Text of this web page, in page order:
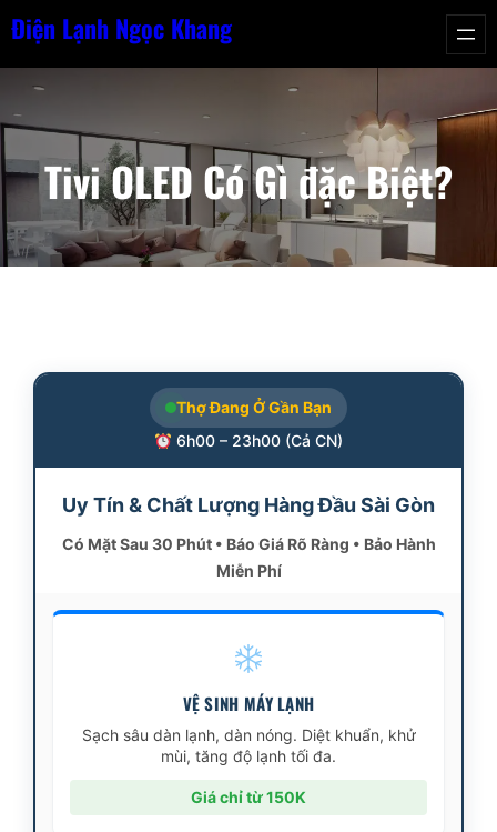
Chuyển
nội
Điện Lạnh Ngọc Khang
Tivi OLED Có Gì đặc Biệt?
Thợ Đang Ở Gần Bạn
6h00 – 23h00 (Cả CN)
Uy Tín & Chất Lượng Hàng Đầu Sài Gòn
Có Mặt Sau 30 Phút • Báo Giá Rõ Ràng • Bảo Hành
Miễn Phí
VỆ SINH MÁY LẠNH
Sạch sâu dàn lạnh, dàn nóng. Diệt khuẩn, khử
mùi, tăng độ lạnh tối đa.
Giá chỉ từ 150K